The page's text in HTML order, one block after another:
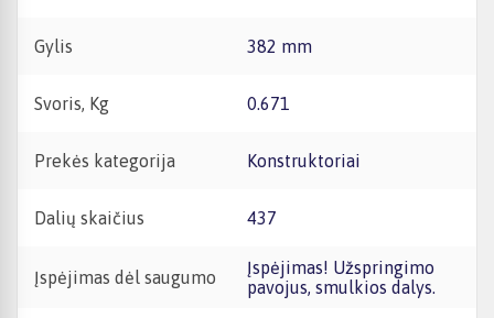
Gylis 382 mm
Svoris, Kg 0.671
Prekės kategorija Konstruktoriai
Dalių skaičius 437
Įspėjimas dėl saugumo
Įspėjimas! Užspringimo
pavojus, smulkios dalys.